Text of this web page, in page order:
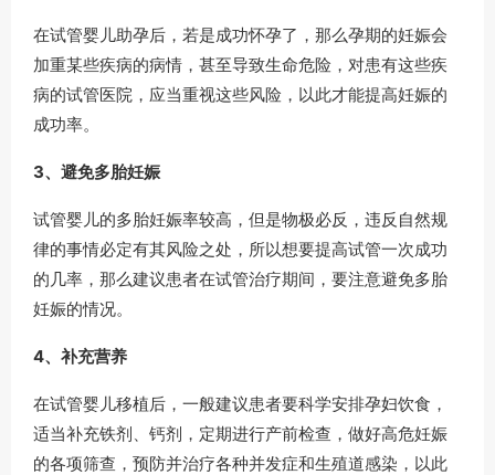
在试管婴儿助孕后，若是成功怀孕了，那么孕期的妊娠会
加重某些疾病的病情，甚至导致生命危险，对患有这些疾
病的试管医院，应当重视这些风险，以此才能提高妊娠的
成功率。
3、避免多胎妊娠
试管婴儿的多胎妊娠率较高，但是物极必反，违反自然规
律的事情必定有其风险之处，所以想要提高试管一次成功
的几率，那么建议患者在试管治疗期间，要注意避免多胎
妊娠的情况。
4、补充营养
在试管婴儿移植后，一般建议患者要科学安排孕妇饮食，
适当补充铁剂、钙剂，定期进行产前检查，做好高危妊娠
的各项筛查，预防并治疗各种并发症和生殖道感染，以此